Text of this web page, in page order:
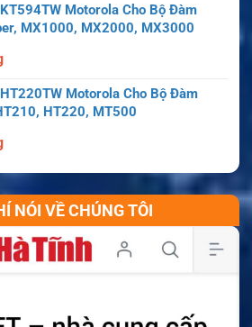
Motorola Cho Bộ Đàm
MX1000, MX2000, MX3000
Motorola Cho Bộ Đàm
HT220, MT500
NÓI VỀ CHÚNG TÔI